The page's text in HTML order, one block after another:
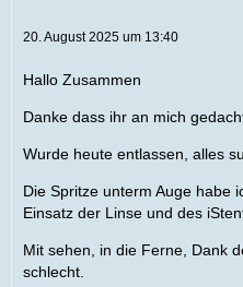
20. August 2025 um 13:40
Hallo Zusammen
Danke dass ihr an mich
Wurde heute entlassen, alles
Die Spritze unterm Auge habe
Einsatz der Linse und des
Mit sehen, in die Ferne, Dank
schlecht.